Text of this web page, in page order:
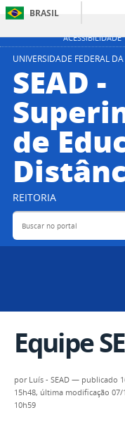
ACESSIBILIDADE
BRASIL
UNIVERSIDADE FEDERAL
SEAD -
de
REITORIA
Buscar no portal
Equipe
por Luís - SEAD — publicado
15h48, última modificação 07/
10h59